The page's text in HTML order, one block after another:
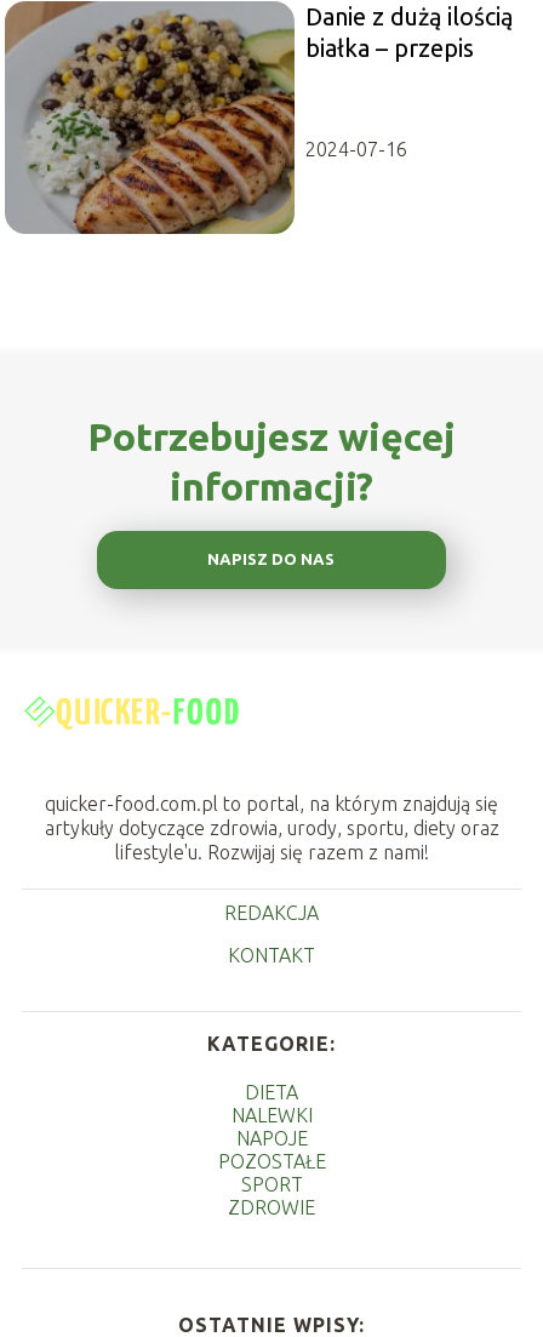
Danie z dużą ilością
białka – przepis
2024-07-16
Potrzebujesz więcej
informacji?
NAPISZ DO NAS
quicker-food.com.pl to portal, na którym znajdują się
artykuły dotyczące zdrowia, urody, sportu, diety oraz
lifestyle'u. Rozwijaj się razem z nami!
REDAKCJA
KONTAKT
KATEGORIE:
DIETA
NALEWKI
NAPOJE
POZOSTAŁE
SPORT
ZDROWIE
OSTATNIE WPISY: